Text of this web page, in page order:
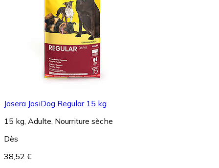
Josera JosiDog Regular 15 kg
15 kg, Adulte, Nourriture sèche
Dès
38,52 €